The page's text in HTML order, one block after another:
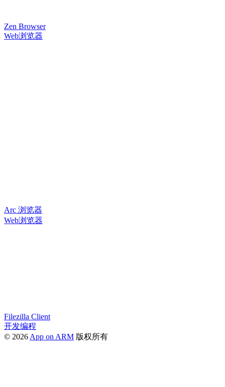
Zen Browser
Web浏览器
Arc 浏览器
Web浏览器
Filezilla Client
开发编程
© 2026 App on ARM 版权所有